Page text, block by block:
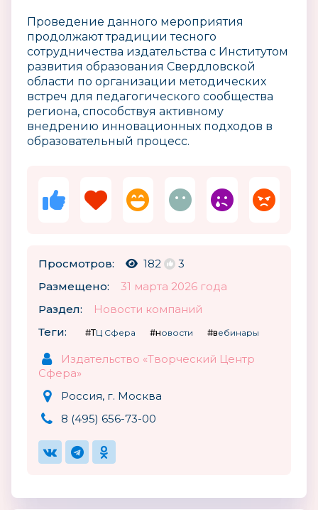
Проведение данного мероприятия
продолжают традиции тесного
сотрудничества издательства с Институтом
развития образования Свердловской
области по организации методических
встреч для педагогического сообщества
региона, способствуя активному
внедрению инновационных подходов в
образовательный процесс.
Просмотров: 182
3
Размещено:
31 марта 2026 года
Раздел:
Новости компаний
Теги:
#ТЦ Сфера #новости #вебинары
Издательство «Творческий Центр
Сфера»
Россия, г. Москва
8 (495) 656-73-00